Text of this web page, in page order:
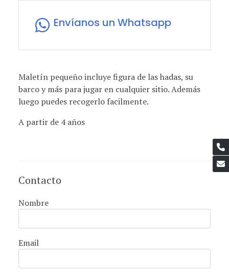
Envíanos un Whatsapp
Maletín pequeño incluye figura de las hadas, su
barco y más para jugar en cualquier sitio. Además
luego puedes recogerlo facilmente.
A partir de 4 años
Contacto
Nombre
Email